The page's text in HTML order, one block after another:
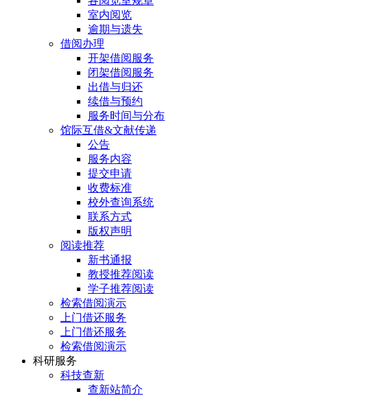
室内阅览
逾期与遗失
借阅办理
开架借阅服务
闭架借阅服务
出借与归还
续借与预约
服务时间与分布
馆际互借&文献传递
公告
服务内容
提交申请
收费标准
校外查询系统
联系方式
版权声明
阅读推荐
新书通报
教授推荐阅读
学子推荐阅读
检索借阅演示
上门借还服务
上门借还服务
检索借阅演示
科研服务
科技查新
查新站简介